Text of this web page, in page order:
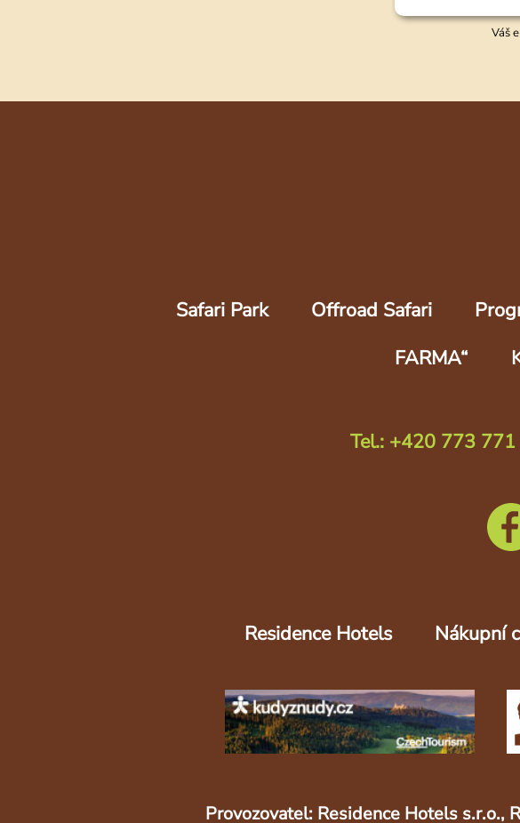
Váš
Safari Park Offroad Safari
FARMA“
Tel.: +420 773
Residence Hotels Nákupní
Provozovatel: Residence Hotels s.r.o.,